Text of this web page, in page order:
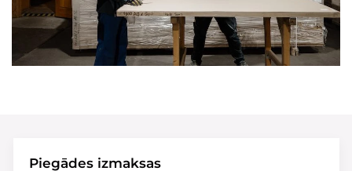
Piegādes izmaksas